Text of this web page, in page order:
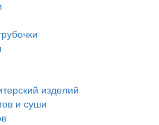
изделий
и суши